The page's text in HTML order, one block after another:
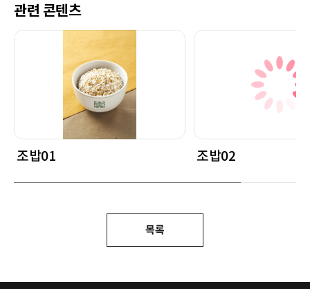
관련 콘텐츠
조밥01 조밥02
목록